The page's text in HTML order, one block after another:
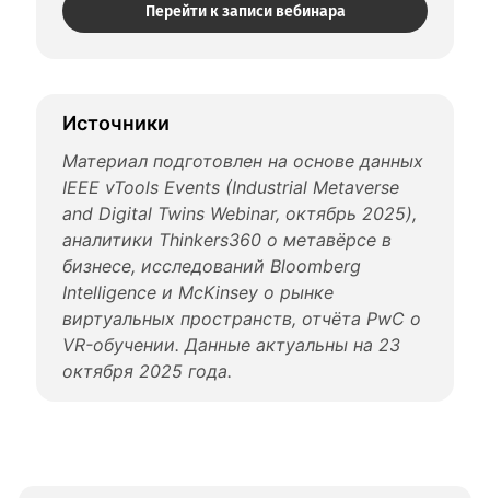
Перейти к записи вебинара
Источники
Материал подготовлен на основе данных
IEEE vTools Events (Industrial Metaverse
and Digital Twins Webinar, октябрь 2025),
аналитики Thinkers360 о метавёрсе в
бизнесе, исследований Bloomberg
Intelligence и McKinsey о рынке
виртуальных пространств, отчёта PwC о
VR-обучении. Данные актуальны на 23
октября 2025 года.